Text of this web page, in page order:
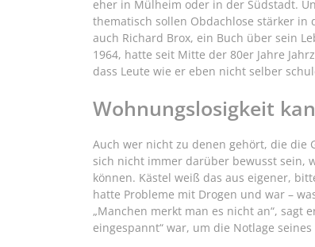
eher in Mülheim oder in der Südstadt.
thematisch sollen Obdachlose stärker in
auch Richard Brox, ein Buch über sein
1964, hatte seit Mitte der 80er Jahre
dass Leute wie er eben nicht selber
Wohnungslosigkeit
Auch wer nicht zu denen gehört, die die
sich nicht immer darüber bewusst sein,
können. Kästel weiß das aus eigener,
hatte Probleme mit Drogen und war –
„Manchen merkt man es nicht an“, sagt
eingespannt“ war, um die Notlage